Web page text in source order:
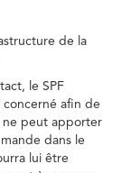
de la
le SPF
concerné afin de
ne peut apporter
dans le
lui être